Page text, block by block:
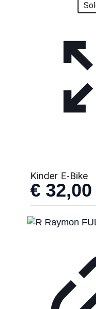
Kinder E-Bike
€32,00